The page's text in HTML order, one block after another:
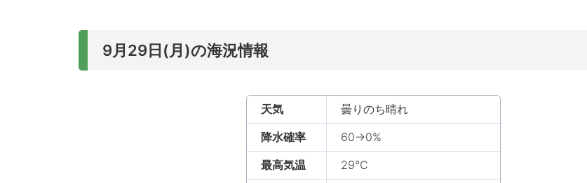
9月29日(月)の海況情報
天気
曇りのち晴れ
降水確率
60→0%
最高気温
29℃